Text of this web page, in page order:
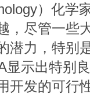
）化学
，尽管一些
潜力，特别
显示出特别
开发的可行